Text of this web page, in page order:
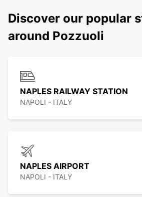
Discover our popular
around Pozzuoli
NAPLES RAILWAY STATION
NAPOLI - ITALY
NAPLES AIRPORT
NAPOLI - ITALY